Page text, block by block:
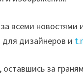
всеми
дизайнеров и
за